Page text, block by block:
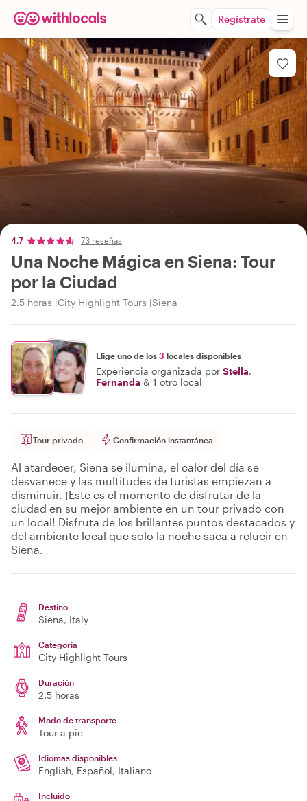
Regístrate
4,7 73 reseñas
Una Noche Mágica en Siena: Tour
por la Ciudad
2.5 horas City Highlight Tours Siena
Elige uno de los 3 locales disponibles
Experiencia organizada por Stella,
Fernanda & 1 otro local
Tour privado Confirmación instantánea
Al atardecer, Siena se ilumina, el calor del día se
desvanece y las multitudes de turistas empiezan a
disminuir. ¡Este es el momento de disfrutar de la
ciudad en su mejor ambiente en un tour privado con
un local! Disfruta de los brillantes puntos destacados y
del ambiente local que solo la noche saca a relucir en
Siena.
Destino
Siena, Italy
Categoría
City Highlight Tours
Duración
2.5 horas
Modo de transporte
Tour a pie
Idiomas disponibles
English, Español, Italiano
Incluido